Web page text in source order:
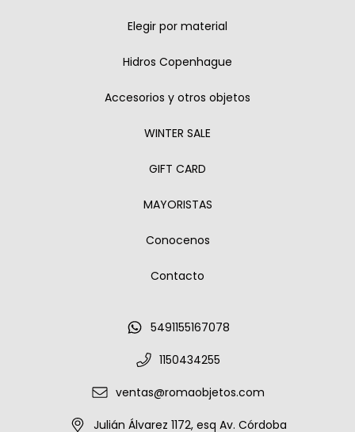
Elegir por material
Hidros Copenhague
Accesorios y otros objetos
WINTER SALE
GIFT CARD
MAYORISTAS
Conocenos
Contacto
5491155167078
1150434255
ventas@romaobjetos.com
Julián Álvarez 1172, esq Av. Córdoba